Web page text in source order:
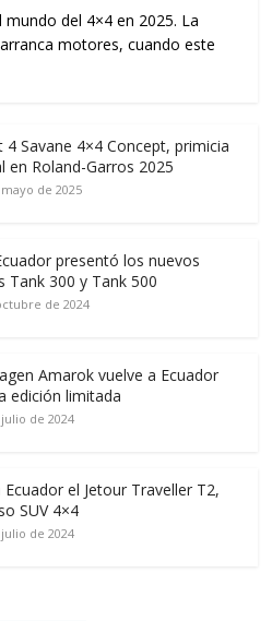
del 4×4 en 2025. La
motores, cuando este
4 Savane 4×4 Concept, primicia
en Roland-Garros 2025
de 2025
presentó los nuevos
Tank 300 y Tank 500
de 2024
Amarok vuelve a Ecuador
edición limitada
de 2024
Ecuador el Jetour Traveller T2,
SUV 4×4
de 2024